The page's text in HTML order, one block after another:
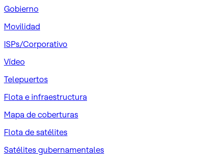
Gobierno
Movilidad
ISPs/Corporativo
Vídeo
Telepuertos
Flota e infraestructura
Mapa de coberturas
Flota de satélites
Satélites gubernamentales